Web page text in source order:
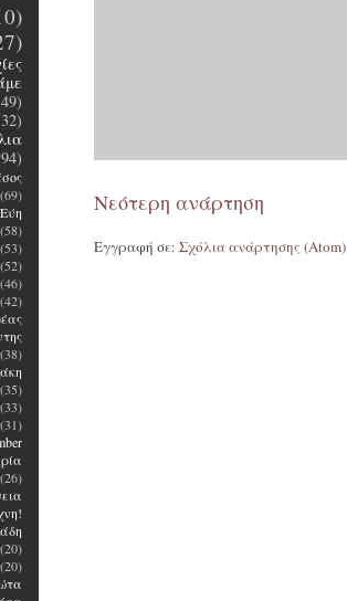
Νεότερη ανάρτηση
Εγγραφή σε: Σχόλια ανάρτησης (Atom)
(69)
Εύη
(58)
(53)
(52)
(46)
(42)
(38)
(35)
(33)
(31)
(26)
(20)
(20)